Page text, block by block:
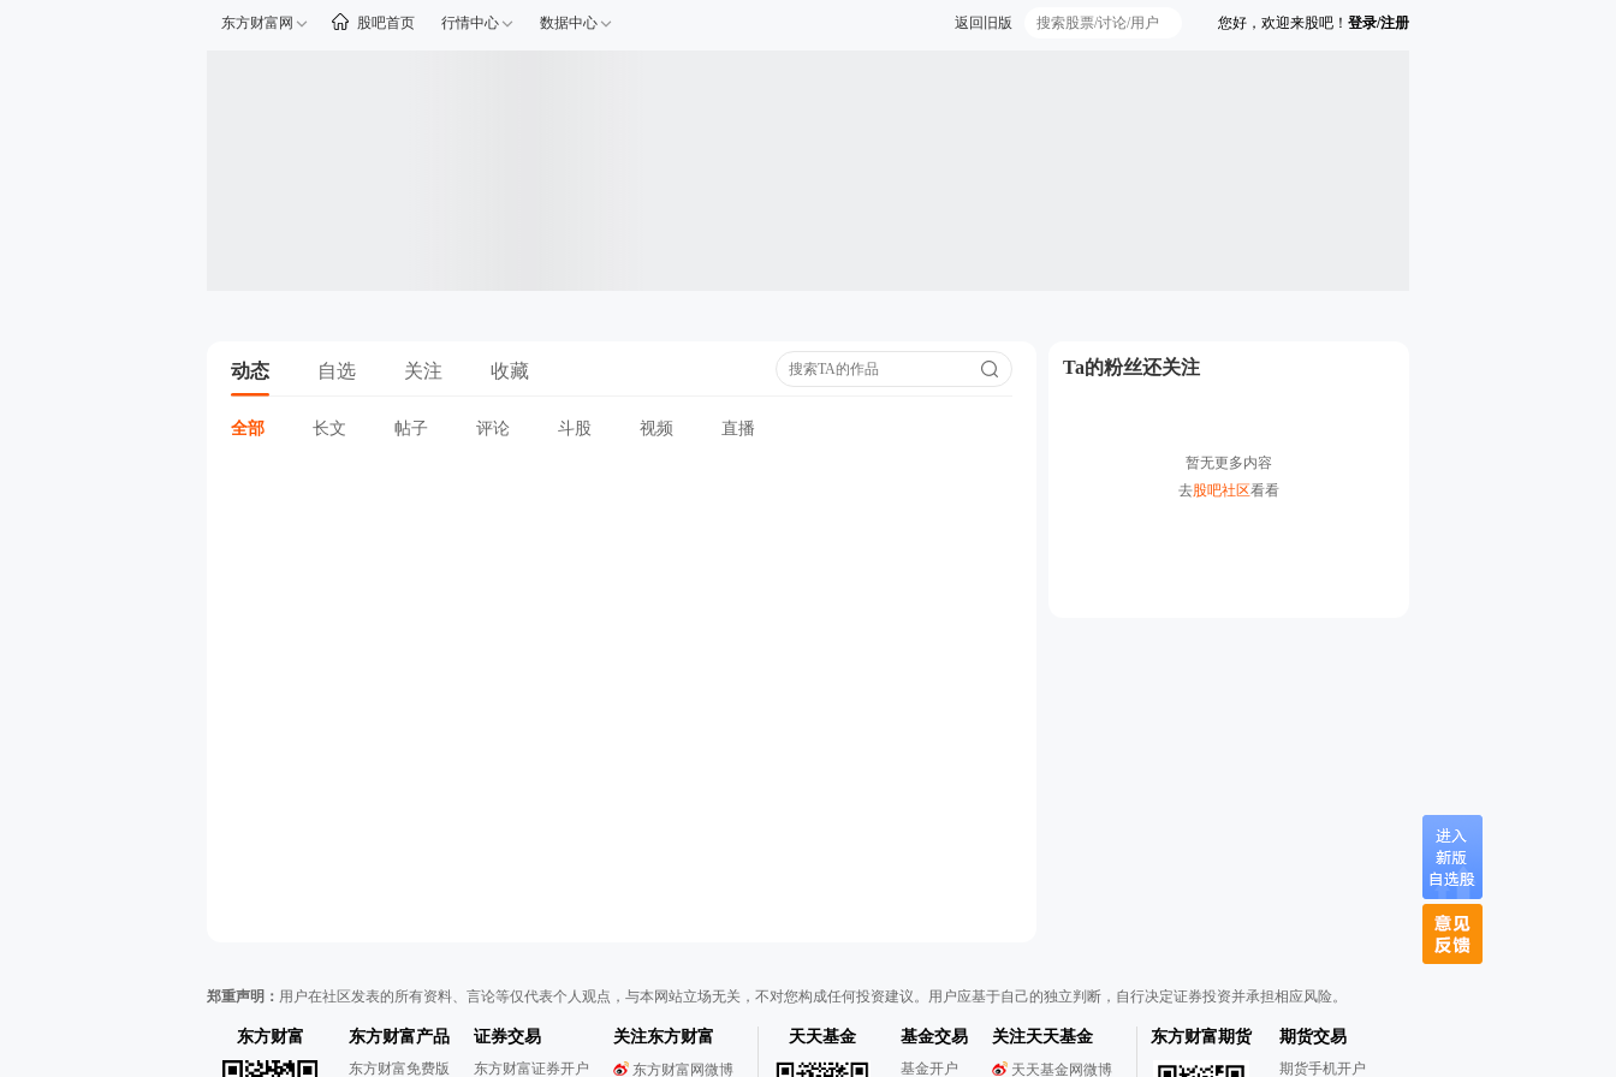
东方财富网 股吧首页 行情中心 数据中心 您好，欢迎来股吧！ 登录/注册
返回旧版
动态 自选 关注 收藏
全部 长文 帖子 评论 斗股 视频 直播
Ta的粉丝还关注
暂无更多内容
去股吧社区看看
郑重声明： 用户在社区发表的所有资料、言论等仅代表个人观点，与本网站立场无关，不对您构成任何投资建议。用户应基于自己的独立判断，自行决定证券投资并承担相应风险。
东方财富 东方财富产品
东方财富免费版
证券交易
东方财富证券开户
关注东方财富
东方财富网微博
天天基金 基金交易
基金开户
关注天天基金
天天基金网微博
东方财富期货 期货交易
期货手机开户